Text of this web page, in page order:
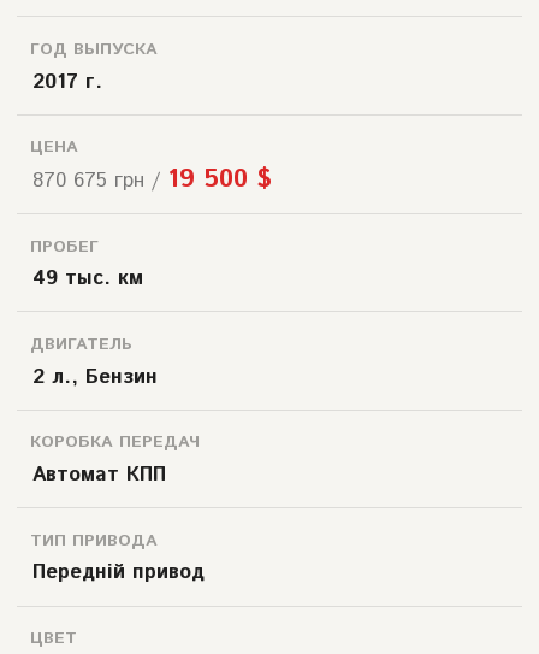
ГОД ВЫПУСКА
2017 г.
ЦЕНА
870 675 грн / 19 500 $
ПРОБЕГ
49 тыс. км
ДВИГАТЕЛЬ
2 л., Бензин
КОРОБКА ПЕРЕДАЧ
Автомат КПП
ТИП ПРИВОДА
Передній привод
ЦВЕТ